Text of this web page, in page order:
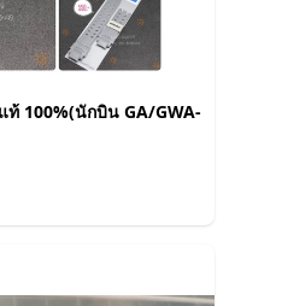
ท้ 100%(นักบิน GA/GWA-